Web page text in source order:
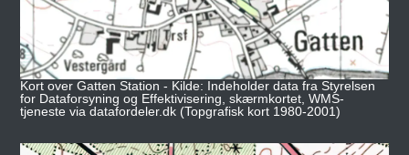
Kort over Gatten Station - Kilde: Indeholder data fra Styrelsen
for Dataforsyning og Effektivisering, skærmkortet, WMS-
tjeneste via datafordeler.dk (Topgrafisk kort 1980-2001)